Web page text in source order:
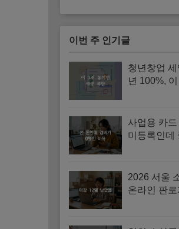
이번 주 인기글
청년창업
년 100%,
사업용 카
미등록인데
2026 서울
온라인 판